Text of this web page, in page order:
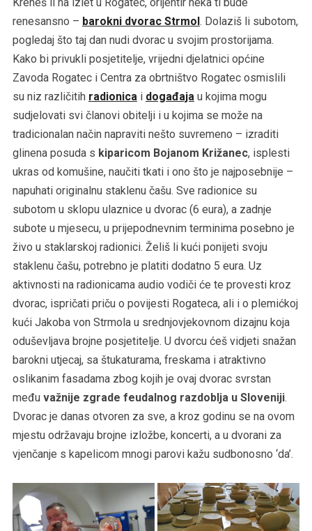
renesansno – barokni dvorac Strmol. Dolaziš li subotom,
pogledaj što taj dan nudi dvorac u svojim prostorijama.
Kako bi privukli posjetitelje, vrijedni djelatnici općine
Zavoda Rogatec i Centra za obrtništvo Rogatec osmislili
su niz različitih radionica i događaja u kojima mogu
sudjelovati svi članovi obitelji i u kojima se može na
tradicionalan način napraviti nešto suvremeno – izraditi
glinena posuda s kiparicom Bojanom Križanec, isplesti
ukras od komušine, naučiti tkati i ono što je najposebnije –
napuhati originalnu staklenu čašu. Sve radionice su
subotom u sklopu ulaznice u dvorac (6 eura), a zadnje
subote u mjesecu, u prijepodnevnim terminima posebno je
živo u staklarskoj radionici. Želiš li kući ponijeti svoju
staklenu čašu, potrebno je platiti dodatno 5 eura. Uz
aktivnosti na radionicama audio vodiči će te provesti kroz
dvorac, ispričati priču o povijesti Rogateca, ali i o plemićkoj
kući Jakoba von Strmola u srednjovjekovnom dizajnu koja
oduševljava brojne posjetitelje. U dvorcu ćeš vidjeti snažan
barokni utjecaj, sa štukaturama, freskama i atraktivno
oslikanim fasadama zbog kojih je ovaj dvorac svrstan
među važnije zgrade feudalnog razdoblja u Sloveniji.
Dvorac je danas otvoren za sve, a kroz godinu se na ovom
mjestu održavaju brojne izložbe, koncerti, a u dvorani za
vjenčanje s kapelicom mnogi parovi kažu sudbonosno ‘da’.